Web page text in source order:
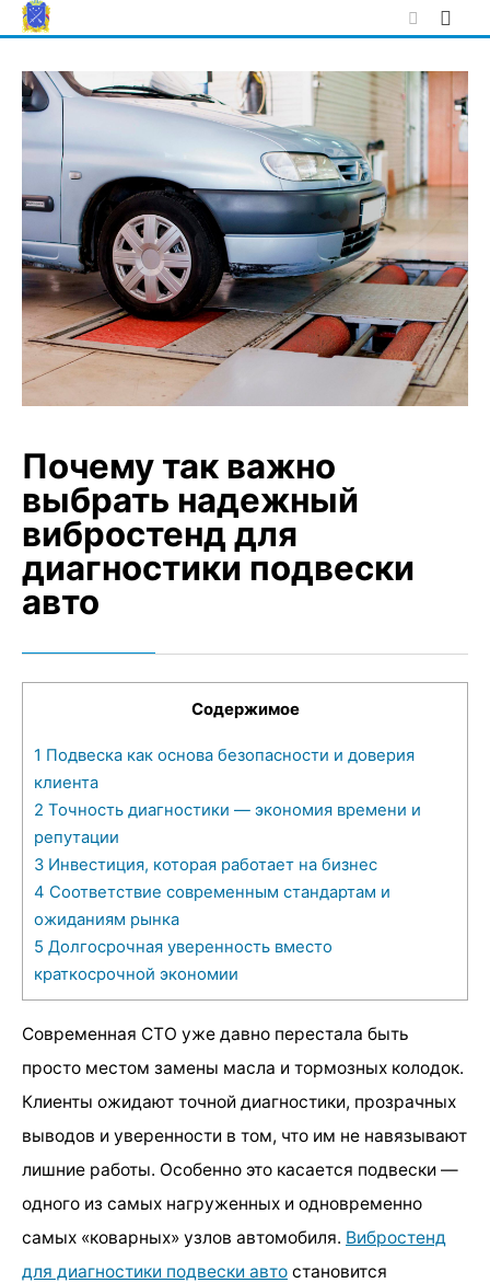
Skip
to
Почему так важно
выбрать надежный
вибростенд для
диагностики подвески
авто
Содержимое
1 Подвеска как основа безопасности и доверия
клиента
2 Точность диагностики — экономия времени и
репутации
3 Инвестиция, которая работает на бизнес
4 Соответствие современным стандартам и
ожиданиям рынка
5 Долгосрочная уверенность вместо
краткосрочной экономии
Современная СТО уже давно перестала быть
просто местом замены масла и тормозных колодок.
Клиенты ожидают точной диагностики, прозрачных
выводов и уверенности в том, что им не навязывают
лишние работы. Особенно это касается подвески —
одного из самых нагруженных и одновременно
самых «коварных» узлов автомобиля. Вибростенд
для диагностики подвески авто становится